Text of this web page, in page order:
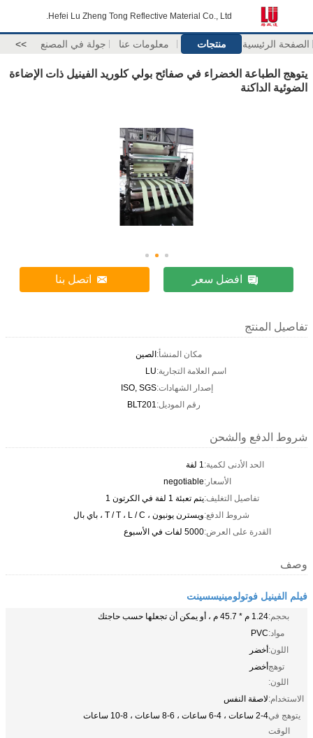
Hefei Lu Zheng Tong Reflective Material Co., Ltd.
الصفحة الرئيسية منتجات معلومات عنا جولة في المصنع >>
يتوهج الطباعة الخضراء في صفائح بولي كلوريد الفينيل ذات الإضاءة
الضوئية الداكنة
افضل سعر اتصل بنا
تفاصيل المنتج
مكان المنشأ:الصين
اسم العلامة التجارية:LU
إصدار الشهادات:ISO, SGS
رقم الموديل:BLT201
شروط الدفع والشحن
الحد الأدنى لكمية:1 لفة
الأسعار:negotiable
تفاصيل التغليف:يتم تعبئة 1 لفة في الكرتون 1
شروط الدفع:ويسترن يونيون ، T / T ، L / C ، باي بال
القدرة على العرض:5000 لفات في الأسبوع
وصف
فيلم الفينيل فوتولومينيسسينت
بحجم:1.24 م * 45.7 م ، أو يمكن أن تجعلها حسب حاجتك
مواد:PVC
اللون:أخضر
توهج
اللون:
أخضر
الاستخدام:لاصقة النفس
يتوهج في
الوقت
2-4 ساعات ، 4-6 ساعات ، 6-8 ساعات ، 8-10 ساعات